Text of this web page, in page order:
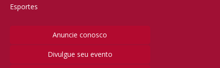
Esportes
Anuncie conosco
Divulgue seu evento